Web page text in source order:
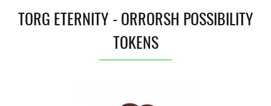
TORG ETERNITY - ORRORSH POSSIBILITY
TOKENS